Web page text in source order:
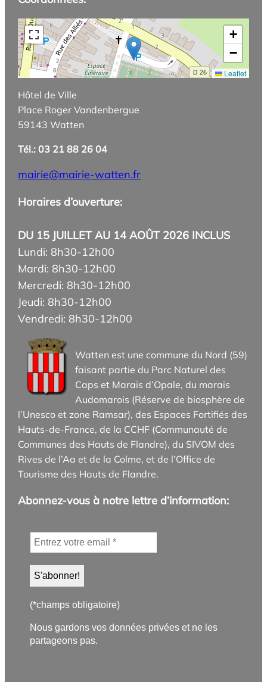
+
−
Leaflet
Hôtel de Ville
Place Roger Vandenbergue
59143 Watten
Tél.: 03 21 88 26 04
mairie@mairie-watten.fr
Horaires d’ouverture:
DU 15 JUILLET AU 14 AOÛT 2026 INCLUS
Lundi: 8h30-12h00
Mardi: 8h30-12h00
Mercredi: 8h30-12h00
Jeudi: 8h30-12h00
Vendredi: 8h30-12h00
Watten est une commune du Nord (59)
faisant partie du Parc Naturel des
Caps et Marais d’Opale, du marais
Audomarois (Réserve de biosphère de
l’Unesco et zone Ramsar), des Espaces Fortifiés des
Hauts-de-France, de la CCHF (Communauté de
Communes des Hauts de Flandre), du SIVOM des
Rives de l’Aa et de la Colme, et de l’Office de
Tourisme des Hauts de Flandre.
Abonnez-vous à notre lettre d’information:
(*champs obligatoire)
Nous gardons vos données privées et ne les
partageons pas.